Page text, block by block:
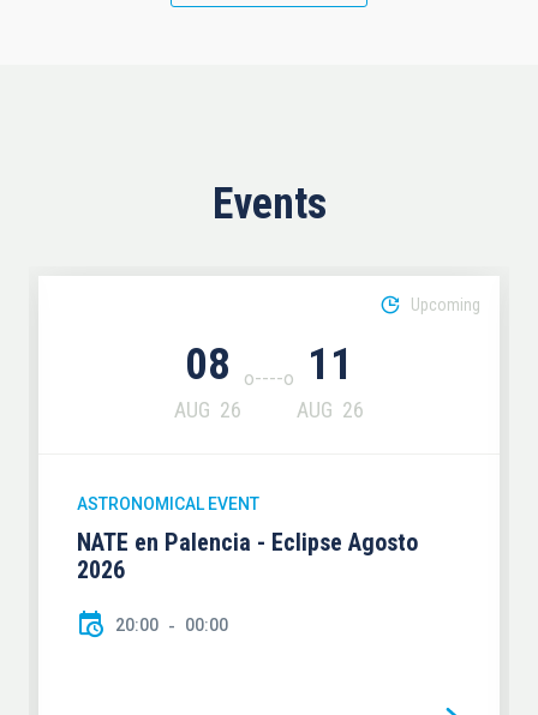
Events
08
AUG 26
11
AUG 26
Upcoming
ASTRONOMICAL EVENT
NATE en Palencia - Eclipse Agosto
2026
20:00 00:00